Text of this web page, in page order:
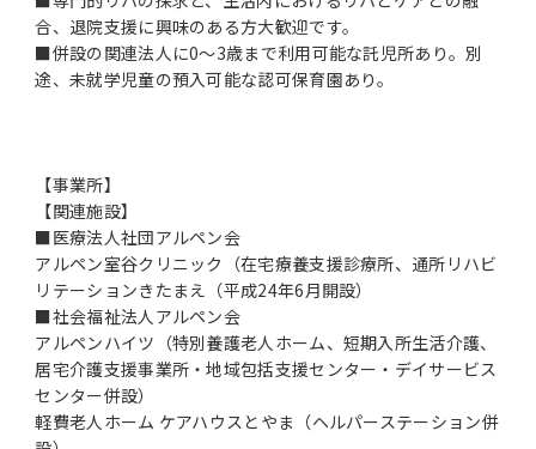
合、退院支援に興味のある方大歓迎です。
■併設の関連法人に0～3歳まで利用可能な託児所あり。別
途、未就学児童の預入可能な認可保育園あり。
【事業所】
【関連施設】
■医療法人社団アルペン会
アルペン室谷クリニック（在宅療養支援診療所、通所リハビ
リテーションきたまえ（平成24年6月開設）
■社会福祉法人アルペン会
アルペンハイツ（特別養護老人ホーム、短期入所生活介護、
居宅介護支援事業所・地域包括支援センター・デイサービス
センター併設）
軽費老人ホーム ケアハウスとやま（ヘルパーステーション併